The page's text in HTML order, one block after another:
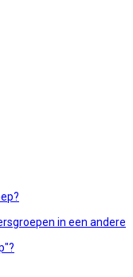
in een andere